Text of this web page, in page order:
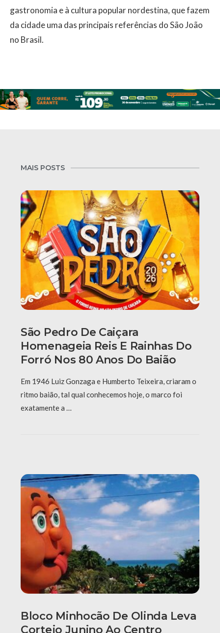
gastronomia e à cultura popular nordestina, que fazem
da cidade uma das principais referências do São João
no Brasil.
MAIS POSTS
São Pedro De Caiçara
Homenageia Reis E Rainhas Do
Forró Nos 80 Anos Do Baião
Em 1946 Luiz Gonzaga e Humberto Teixeira, criaram o
ritmo baião, tal qual conhecemos hoje, o marco foi
exatamente a …
Bloco Minhocão De Olinda Leva
Cortejo Junino Ao Centro